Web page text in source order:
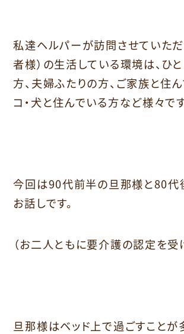
私達ヘルパーが訪問させていただ
者様）の生活している環境は、ひ
方、夫婦ふたりの方、ご家族と住
コ・犬と住んでいる方など様々です
今回は90代前半の旦那様と80代
お話しです。
（お二人ともに要介護の認定を受
旦那様はベッド上で過ごすことが